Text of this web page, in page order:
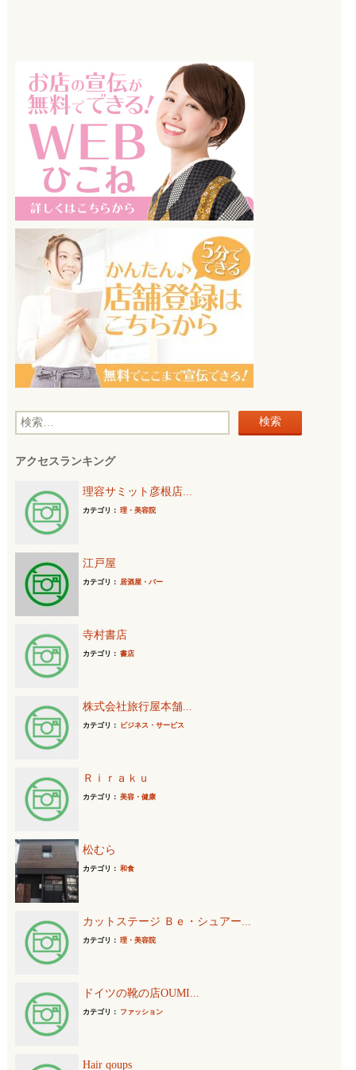
検
:アクセスランキング
理容サミット彦根店...
カテゴリ： 理・美容院
江戸屋
カテゴリ： 居酒屋・バー
寺村書店
カテゴリ： 書店
株式会社旅行屋本舗...
カテゴリ： ビジネス・サービス
Ｒｉｒａｋｕ
カテゴリ： 美容・健康
松むら
カテゴリ： 和食
カットステージ Ｂｅ・シュアー...
カテゴリ： 理・美容院
ドイツの靴の店OUMI...
カテゴリ： ファッション
Hair qoups